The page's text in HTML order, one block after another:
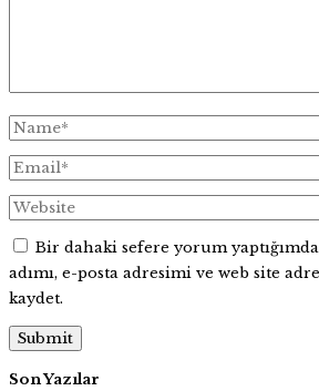
Bir dahaki sefere yorum
adımı, e-posta adresimi ve web site
kaydet.
Son Yazılar